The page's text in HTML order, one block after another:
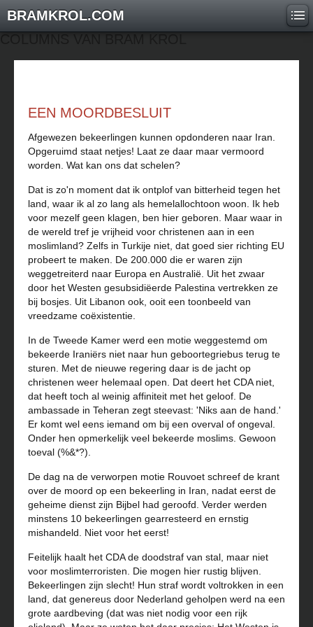
BRAMKROL.COM
EEN MOORDBESLUIT
Afgewezen bekeerlingen kunnen opdonderen naar Iran.
Opgeruimd staat netjes! Laat ze daar maar vermoord
worden. Wat kan ons dat schelen?
Dat is zo'n moment dat ik ontplof van bitterheid tegen het
land, waar ik al zo lang als hemelal­lochtoon woon. Ik heb
voor mezelf geen klagen, ben hier geboren. Maar waar in
de wereld tref je vrijheid voor christenen aan in een
moslimland? Zelfs in Turkije niet, dat goed sier richting EU
probeert te maken. De 200.000 die er waren zijn
weggetreiterd naar Europa en Australië. Uit het zwaar
door het Westen gesubsidiëerde Palestina vertrekken ze
bij bosjes. Uit Libanon ook, ooit een toonbeeld van
vreedzame coëxistentie.
In de Tweede Kamer werd een motie weggestemd om
bekeerde Iraniërs niet naar hun geboor­tegriebus terug te
sturen. Met de nieuwe regering daar is de jacht op
christenen weer helemaal open. Dat deert het CDA niet,
dat heeft toch al weinig affiniteit met het geloof. De
ambassade in Teheran zegt steevast: 'Niks aan de hand.'
Er komt wel eens iemand om bij een overval of ongeval.
Onder hen opmerkelijk veel bekeerde moslims. Gewoon
toeval (%&*?).
De dag na de verworpen motie Rouvoet schreef de krant
over de moord op een bekeerling in Iran, nadat eerst de
geheime dienst zijn Bijbel had geroofd. Verder werden
minstens 10 bekeerlingen gearresteerd en ernstig
mishandeld. Niet voor het eerst!
Feitelijk haalt het CDA de doodstraf van stal, maar niet
voor moslimterroristen. Die mogen hier rustig blijven.
Bekeerlingen zijn slecht! Hun straf wordt voltrokken in een
land, dat genereus door Nederland geholpen werd na een
grote aardbeving (dat was niet nodig voor een rijk